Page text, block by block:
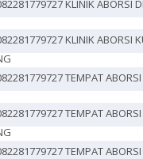
KLINIK ABORSI
KLINIK ABORSI
TEMPAT
TEMPAT ABORSI
TEMPAT